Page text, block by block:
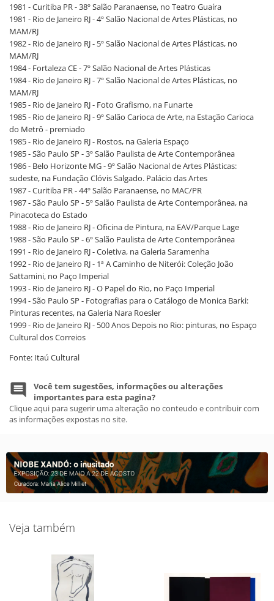
1981 - Curitiba PR - 38º Salão Paranaense, no Teatro Guaíra
1981 - Rio de Janeiro RJ - 4º Salão Nacional de Artes Plásticas, no
MAM/RJ
1982 - Rio de Janeiro RJ - 5º Salão Nacional de Artes Plásticas, no
MAM/RJ
1984 - Fortaleza CE - 7º Salão Nacional de Artes Plásticas
1984 - Rio de Janeiro RJ - 7º Salão Nacional de Artes Plásticas, no
MAM/RJ
1985 - Rio de Janeiro RJ - Foto Grafismo, na Funarte
1985 - Rio de Janeiro RJ - 9º Salão Carioca de Arte, na Estação Carioca
do Metrô - premiado
1985 - Rio de Janeiro RJ - Rostos, na Galeria Espaço
1985 - São Paulo SP - 3º Salão Paulista de Arte Contemporânea
1986 - Belo Horizonte MG - 9º Salão Nacional de Artes Plásticas:
sudeste, na Fundação Clóvis Salgado. Palácio das Artes
1987 - Curitiba PR - 44º Salão Paranaense, no MAC/PR
1987 - São Paulo SP - 5º Salão Paulista de Arte Contemporânea, na
Pinacoteca do Estado
1988 - Rio de Janeiro RJ - Oficina de Pintura, na EAV/Parque Lage
1988 - São Paulo SP - 6º Salão Paulista de Arte Contemporânea
1991 - Rio de Janeiro RJ - Coletiva, na Galeria Saramenha
1992 - Rio de Janeiro RJ - 1ª A Caminho de Niterói: Coleção João
Sattamini, no Paço Imperial
1993 - Rio de Janeiro RJ - O Papel do Rio, no Paço Imperial
1994 - São Paulo SP - Fotografias para o Catálogo de Monica Barki:
Pinturas recentes, na Galeria Nara Roesler
1999 - Rio de Janeiro RJ - 500 Anos Depois no Rio: pinturas, no Espaço
Cultural dos Correios
Fonte: Itaú Cultural
Você tem sugestões, informações ou alterações
importantes para esta pagina?
Clique aqui para sugerir uma alteração no conteudo e contribuir com
as informações expostas no site.
Veja também